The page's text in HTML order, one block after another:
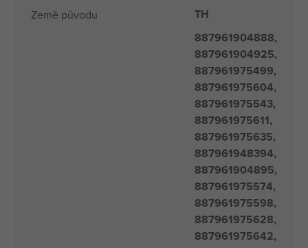
Země původu
TH
887961904888,
887961904925,
887961975499,
887961975604,
887961975543,
887961975611,
887961975635,
887961948394,
887961904895,
887961975574,
887961975598,
887961975628,
887961975642,